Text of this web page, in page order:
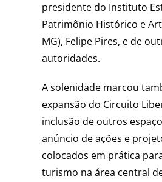
presidente do Instituto
Patrimônio Histórico e
MG), Felipe Pires, e de
autoridades.
A solenidade marcou
expansão do Circuito
inclusão de outros
anúncio de ações e
colocados em prática
turismo na área central